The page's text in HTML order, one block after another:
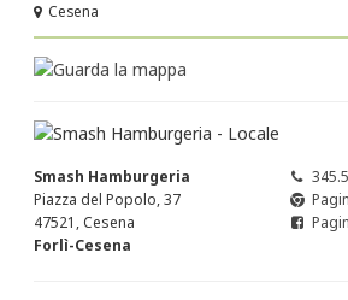
Cesena
Smash Hamburgeria
Piazza del Popolo, 37
47521, Cesena
Forlì-Cesena